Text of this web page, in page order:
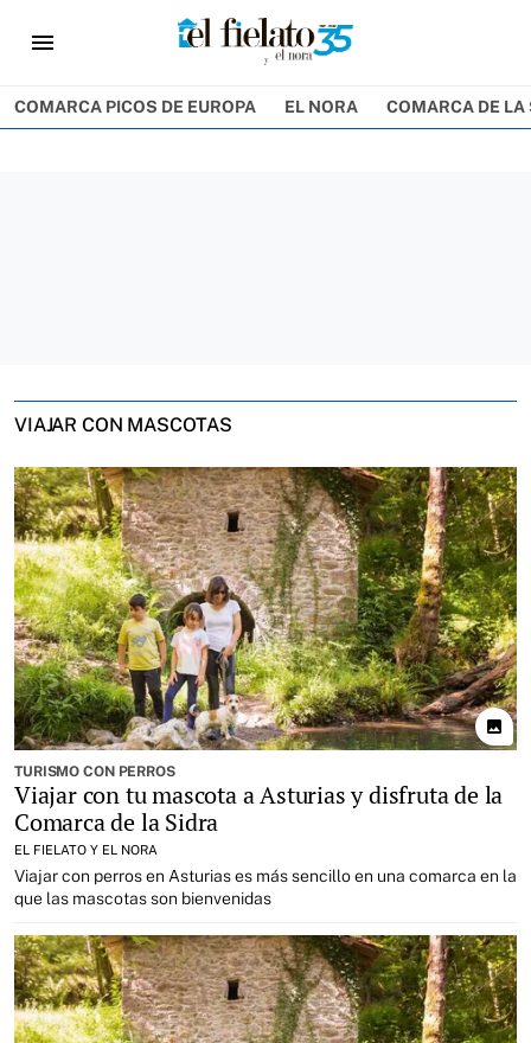
menu
COMARCA PICOS DE EUROPA EL NORA COMARCA DE LA
VIAJAR CON MASCOTAS
photo
TURISMO CON PERROS
Viajar con tu mascota a Asturias y disfruta de la
Comarca de la Sidra
EL FIELATO Y EL NORA
Viajar con perros en Asturias es más sencillo en una comarca en la
que las mascotas son bienvenidas